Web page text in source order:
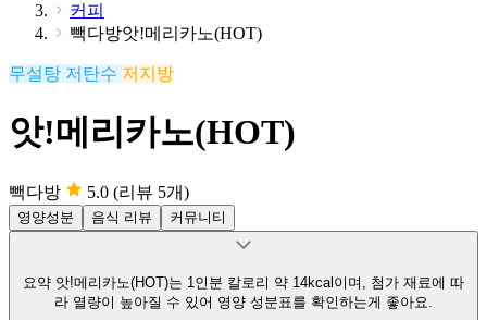
커피
빽다방앗!메리카노(HOT)
무설탕 저탄수 저지방
앗!메리카노(HOT)
빽다방 5.0 (리뷰 5개)
영양성분 음식 리뷰 커뮤니티
요약 앗!메리카노(HOT)는 1인분 칼로리 약 14kcal이며, 첨가 재료에 따
라 열량이 높아질 수 있어 영양 성분표를 확인하는게 좋아요.